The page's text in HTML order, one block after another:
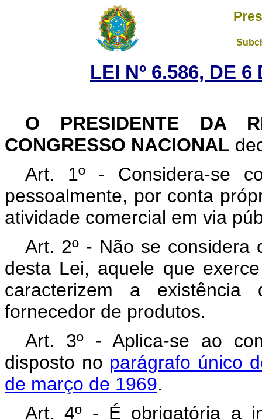
LEI Nº 6.586, DE
O PRESIDENTE DA
CONGRESSO NACIONAL
Art. 1º - Considera-se
pessoalmente, por conta
atividade comercial em via
Art. 2º - Não se considera
desta Lei, aquele que
caracterizem a
fornecedor de produtos.
Art. 3º - Aplica-se ao
disposto no parágrafo único
de março de 1969.
Art. 4º - É obrigatória a